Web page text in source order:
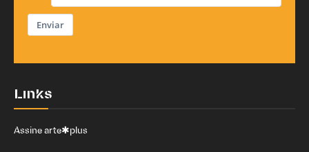
Enviar
Links
Assine arte✱plus